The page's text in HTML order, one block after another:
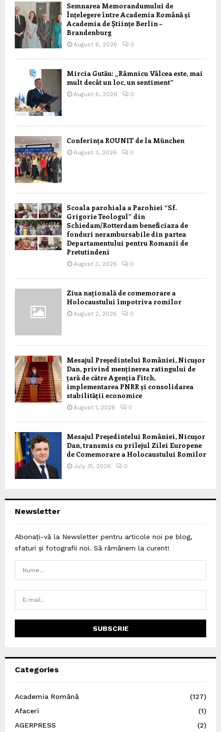
Semnarea Memorandumului de
Înțelegere între Academia Română și
Academia de Științe Berlin –
Brandenburg
August 6, 2026 0
Mircia Gutău: „Râmnicu Vâlcea este, mai
mult decât un loc, un sentiment”
August 6, 2026 0
Conferința ROUNIT de la München
August 3, 2026 0
Scoala parohiala a Parohiei “Sf.
Grigorie Teologul” din
Schiedam/Rotterdam beneficiaza de
fonduri nerambursabile din partea
Departamentului pentru Romanii de
Pretutindeni
August 3, 2026 0
Ziua națională de comemorare a
Holocaustului împotriva romilor
August 2, 2026 0
Mesajul Președintelui României, Nicușor
Dan, privind menținerea ratingului de
țară de către Agenția Fitch,
implementarea PNRR și consolidarea
stabilității economice
August 1, 2026 0
Mesajul Președintelui României, Nicușor
Dan, transmis cu prilejul Zilei Europene
de Comemorare a Holocaustului Romilor
July 31, 2026 0
Newsletter
Abonați-vă la Newsletter pentru articole noi pe blog,
sfaturi și fotografii noi. Să rămânem la curent!
Categories
Academia Română
(127)
Afaceri
(1)
AGERPRESS
(2)